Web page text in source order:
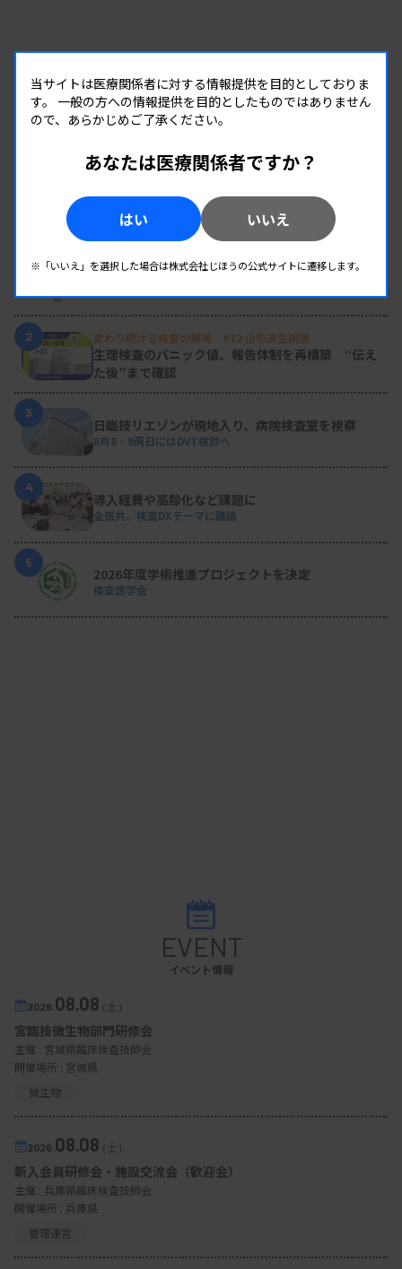
RANKING
人気の記事
新人臨床検査技師の歩き方 ［第16回］
2 変わり続ける検査の現場 #32 山形済生病院
生理検査のパニック値、報告体制を再構築 “伝え
た後”まで確認
3
日臨技リエゾンが現地入り、病院検査室を視察
8月8・9両日にはDVT検診へ
4
導入経費や高齢化など課題に
全医共、検査DXテーマに議論
5
2026年度学術推進プロジェクトを決定
検査医学会
EVENT
イベント情報
2026. 08.08（土）
宮臨技微生物部門研修会
主催 : 宮城県臨床検査技師会
開催場所 : 宮城県
微生物
2026. 08.08（土）
新入会員研修会・施設交流会（歓迎会）
主催 : 兵庫県臨床検査技師会
開催場所 : 兵庫県
管理運営
当サイトは医療関係者に対する情報提供を目的としておりま
す。 一般の方への情報提供を目的としたものではありません
ので、あらかじめご了承ください。
あなたは医療関係者ですか？
はい いいえ
※「いいえ」を選択した場合は株式会社じほうの公式サイトに遷移します。